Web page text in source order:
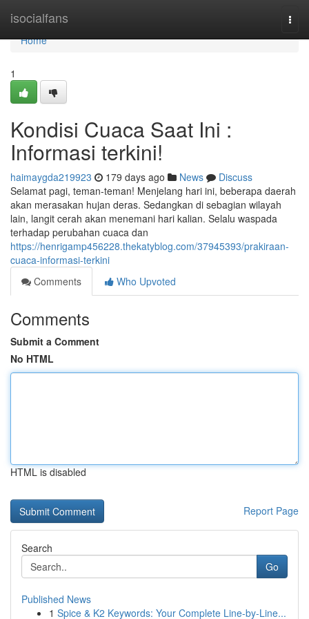
isocialfans
Home
Home
1
Kondisi Cuaca Saat Ini :
Informasi terkini!
haimaygda219923 179 days ago News
Discuss
Selamat pagi, teman-teman! Menjelang hari ini, beberapa daerah
akan merasakan hujan deras. Sedangkan di sebagian wilayah
lain, langit cerah akan menemani hari kalian. Selalu waspada
terhadap perubahan cuaca dan
https://henrigamp456228.thekatyblog.com/37945393/prakiraan-
cuaca-informasi-terkini
Comments
Who Upvoted
Comments
Submit a Comment
No HTML
HTML is disabled
Report Page
Search
Go
Published News
1 Spice & K2 Keywords: Your Complete Line-by-Line...